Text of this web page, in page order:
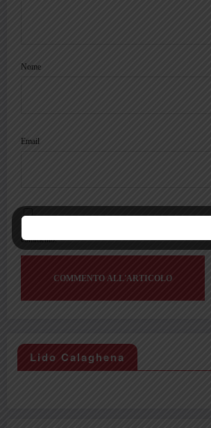
Nome
Email
Salva il mio nome, email e sito web in questo browser
commento.
Lido Calaghena